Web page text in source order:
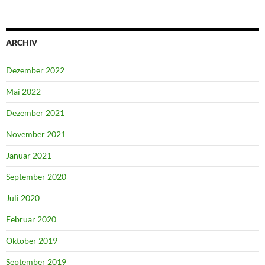
ARCHIV
Dezember 2022
Mai 2022
Dezember 2021
November 2021
Januar 2021
September 2020
Juli 2020
Februar 2020
Oktober 2019
September 2019